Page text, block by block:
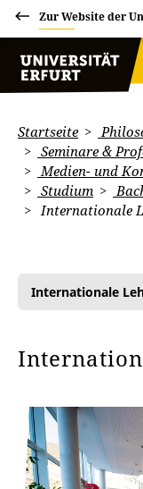
Zur Website der
Startseite
Seminare &
Medien- und
Studium
Internationale
Internationale